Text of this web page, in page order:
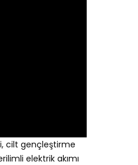
cilt gençleştirme
elektrik akımı